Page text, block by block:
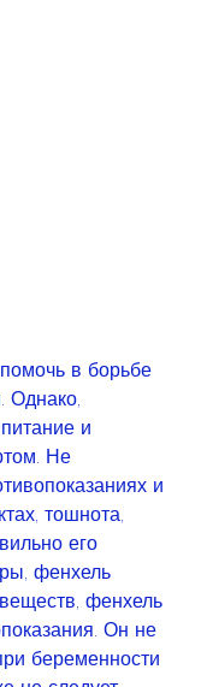
Однако,
и
Не
и
тошнота,
его
фенхель
фенхель
Он не
беременности